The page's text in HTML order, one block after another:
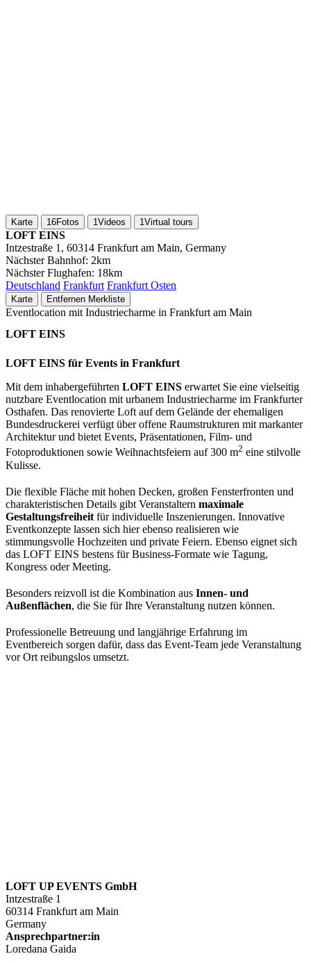
Karte 16Fotos 1Videos 1Virtual tours
LOFT EINS
Intzestraße 1, 60314 Frankfurt am Main, Germany
Nächster Bahnhof: 2km
Nächster Flughafen: 18km
Deutschland Frankfurt Frankfurt Osten
Karte Entfernen Merkliste
Eventlocation mit Industriecharme in Frankfurt am Main
LOFT EINS
LOFT EINS für Events in Frankfurt
Mit dem inhabergeführten LOFT EINS erwartet Sie eine vielseitig
nutzbare Eventlocation mit urbanem Industriecharme im Frankfurter
Osthafen. Das renovierte Loft auf dem Gelände der ehemaligen
Bundesdruckerei verfügt über offene Raumstrukturen mit markanter
Architektur und bietet Events, Präsentationen, Film- und
Fotoproduktionen sowie Weihnachtsfeiern auf 300 m2 eine stilvolle
Kulisse.
Die flexible Fläche mit hohen Decken, großen Fensterfronten und
charakteristischen Details gibt Veranstaltern maximale
Gestaltungsfreiheit für individuelle Inszenierungen. Innovative
Eventkonzepte lassen sich hier ebenso realisieren wie
stimmungsvolle Hochzeiten und private Feiern. Ebenso eignet sich
das LOFT EINS bestens für Business-Formate wie Tagung,
Kongress oder Meeting.
Besonders reizvoll ist die Kombination aus Innen- und
Außenflächen, die Sie für Ihre Veranstaltung nutzen können.
Professionelle Betreuung und langjährige Erfahrung im
Eventbereich sorgen dafür, dass das Event-Team jede Veranstaltung
vor Ort reibungslos umsetzt.
LOFT UP EVENTS GmbH
Intzestraße 1
60314 Frankfurt am Main
Germany
Ansprechpartner:in
Loredana Gaida